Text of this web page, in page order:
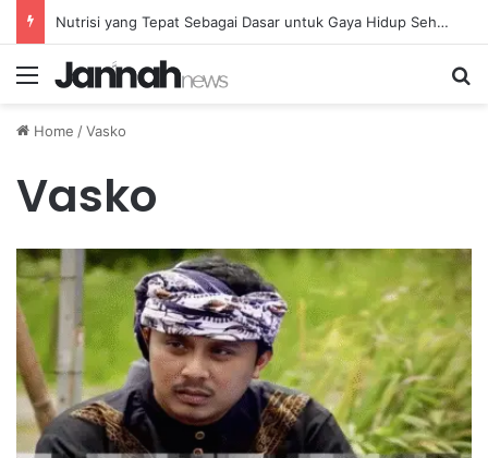
Nutrisi yang Tepat Sebagai Dasar untuk Gaya Hidup Sehat dan Berkelanjutan
Menu
Home /Vasko
Vasko